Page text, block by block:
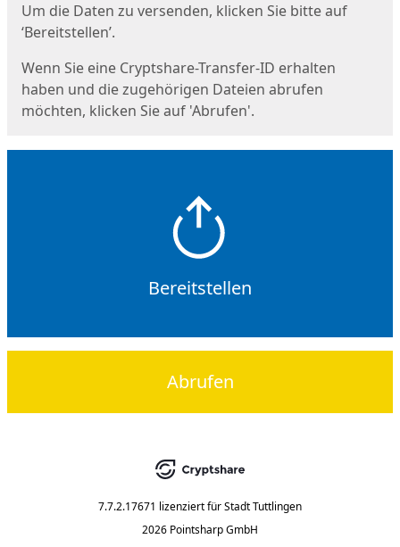
Um die Daten zu versenden, klicken Sie bitte auf
‘Bereitstellen’.
Wenn Sie eine Cryptshare-Transfer-ID erhalten
haben und die zugehörigen Dateien abrufen
möchten, klicken Sie auf 'Abrufen'.
Bereitstellen
Abrufen
7.7.2.17671 lizenziert fürStadt Tuttlingen
2026 Pointsharp GmbH